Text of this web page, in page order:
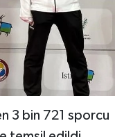
3 bin 721 sporcu